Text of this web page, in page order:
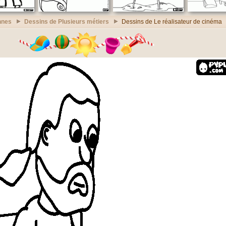
Dessins de Plusieurs métiers Dessins de Le réalisateur de cinéma